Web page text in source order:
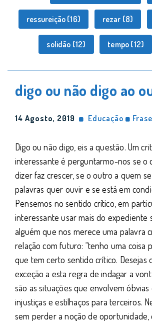
ressureição (16) rezar (8)
solidão (12) tempo (12)
digo ou não digo ao
14 Agosto, 2019 Educação
Digo ou não digo, eis a questão. Um
interessante é perguntarmo-nos se o
dizer faz crescer, se o outro a quem
palavras quer ouvir e se está em
Pensemos no sentido crítico, em
interessante usar mais do expediente
alguém que nos merece uma palavra
relação com futuro: “tenho uma coisa
que tem certo sentido crítico. Desejas
exceção a esta regra de indagar a
são as situações que envolvem óbvias
injustiças e estilhaços para terceiros.
sem perder a noção de oportunidade,